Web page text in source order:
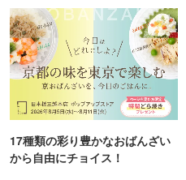
17種類の彩り豊かなおばんざい
から自由にチョイス！